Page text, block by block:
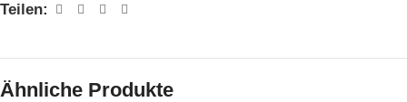
Teilen:
Ähnliche Produkte